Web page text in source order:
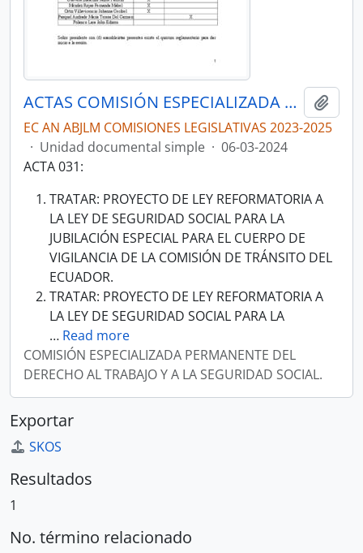
ACTAS COMISIÓN ESPECIALIZADA PERMANENTE DEL DERECHO AL TRABAJO Y A LA SEGURIDAD SOCIAL
EC AN ABJLM COMISIONES LEGISLATIVAS 2023-2025
· Unidad documental simple · 06-03-2024
ACTA 031:
TRATAR: PROYECTO DE LEY REFORMATORIA A
LA LEY DE SEGURIDAD SOCIAL PARA LA
JUBILACIÓN ESPECIAL PARA EL CUERPO DE
VIGILANCIA DE LA COMISIÓN DE TRÁNSITO DEL
ECUADOR.
TRATAR: PROYECTO DE LEY REFORMATORIA A
LA LEY DE SEGURIDAD SOCIAL PARA LA
… Read more
COMISIÓN ESPECIALIZADA PERMANENTE DEL
DERECHO AL TRABAJO Y A LA SEGURIDAD SOCIAL.
Exportar
SKOS
Resultados
1
No. término relacionado